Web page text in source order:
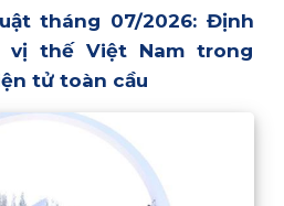
tháng 07/2026: Định
vị thế Việt Nam trong
tử toàn cầu